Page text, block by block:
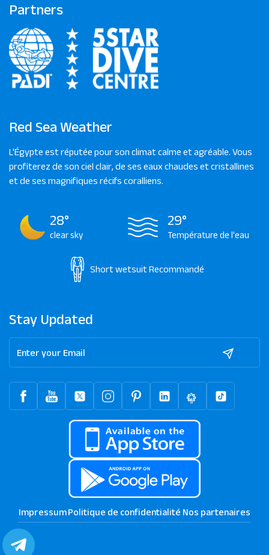
Partners
Red Sea Weather
L'Égypte est réputée pour son climat calme et agréable. Vous
profiterez de son ciel clair, de ses eaux chaudes et cristallines
et de ses magnifiques récifs coralliens.
28°
clear sky
29°
Température de l'eau
Short wetsuitRecommandé
Stay Updated
ImpressumPolitique de confidentialité Nos partenaires